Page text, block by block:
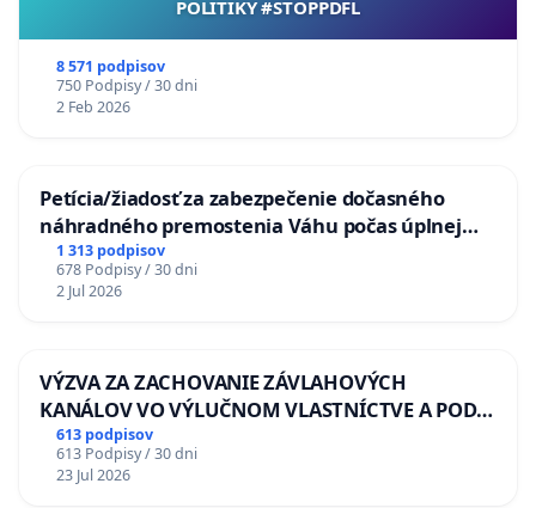
POLITIKY #STOPPDFL
8 571 podpisov
750 Podpisy / 30 dni
2 Feb 2026
Petícia/žiadosť za zabezpečenie dočasného
náhradného premostenia Váhu počas úplnej
uzávery Vážskeho mosta v Komárne
1 313 podpisov
678 Podpisy / 30 dni
2 Jul 2026
VÝZVA ZA ZACHOVANIE ZÁVLAHOVÝCH
KANÁLOV VO VÝLUČNOM VLASTNÍCTVE A POD
KONTROLOU SLOVENSKEJ REPUBLIKY & žiadosť
na riešenie zanedbaného stavu závlahových a
odvodňovacích kanálov na Slovensku
613 podpisov
613 Podpisy / 30 dni
23 Jul 2026